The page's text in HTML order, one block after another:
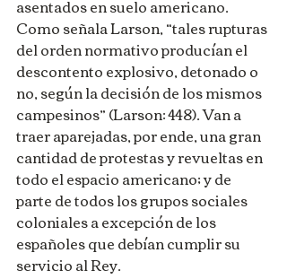
asentados en suelo americano.
Como señala Larson, “tales rupturas
del orden normativo producían el
descontento explosivo, detonado o
no, según la decisión de los mismos
campesinos” (Larson: 448). Van a
traer aparejadas, por ende, una gran
cantidad de protestas y revueltas en
todo el espacio americano; y de
parte de todos los grupos sociales
coloniales a excepción de los
españoles que debían cumplir su
servicio al Rey.